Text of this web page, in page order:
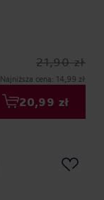
21,90 zł
Najniższa cena: 14,99 zł
20,99 zł